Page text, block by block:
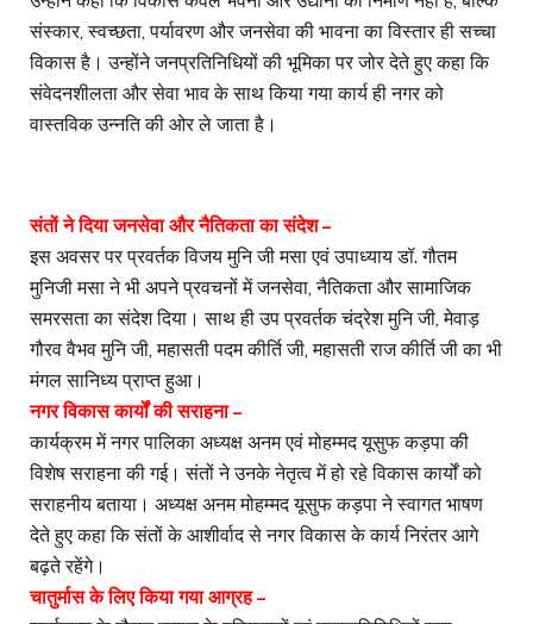
संस्कार, स्वच्छता, पर्यावरण और जनसेवा की भावना का विस्तार ही सच्चा
विकास है। उन्होंने जनप्रतिनिधियों की भूमिका पर जोर देते हुए कहा कि
संवेदनशीलता और सेवा भाव के साथ किया गया कार्य ही नगर को
वास्तविक उन्नति की ओर ले जाता है।
संतों ने दिया जनसेवा और नैतिकता का संदेश –
इस अवसर पर प्रवर्तक विजय मुनि जी मसा एवं उपाध्याय डॉ. गौतम
मुनिजी मसा ने भी अपने प्रवचनों में जनसेवा, नैतिकता और सामाजिक
समरसता का संदेश दिया। साथ ही उप प्रवर्तक चंद्रेश मुनि जी, मेवाड़
गौरव वैभव मुनि जी, महासती पदम कीर्ति जी, महासती राज कीर्ति जी का भी
मंगल सानिध्य प्राप्त हुआ।
नगर विकास कार्यों की सराहना –
कार्यक्रम में नगर पालिका अध्यक्ष अनम एवं मोहम्मद यूसुफ कड़पा की
विशेष सराहना की गई। संतों ने उनके नेतृत्व में हो रहे विकास कार्यों को
सराहनीय बताया। अध्यक्ष अनम मोहम्मद यूसुफ कड़पा ने स्वागत भाषण
देते हुए कहा कि संतों के आशीर्वाद से नगर विकास के कार्य निरंतर आगे
बढ़ते रहेंगे।
चातुर्मास के लिए किया गया आग्रह –